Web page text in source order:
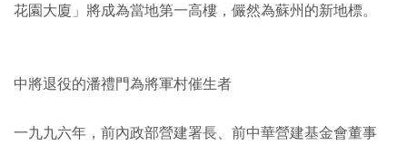
花園大廈」將成為當地第一高樓，儼然為蘇州的新地標。
中將退役的潘禮門為將軍村催生者
一九九六年，前內政部營建署長、前中華營建基金會董事